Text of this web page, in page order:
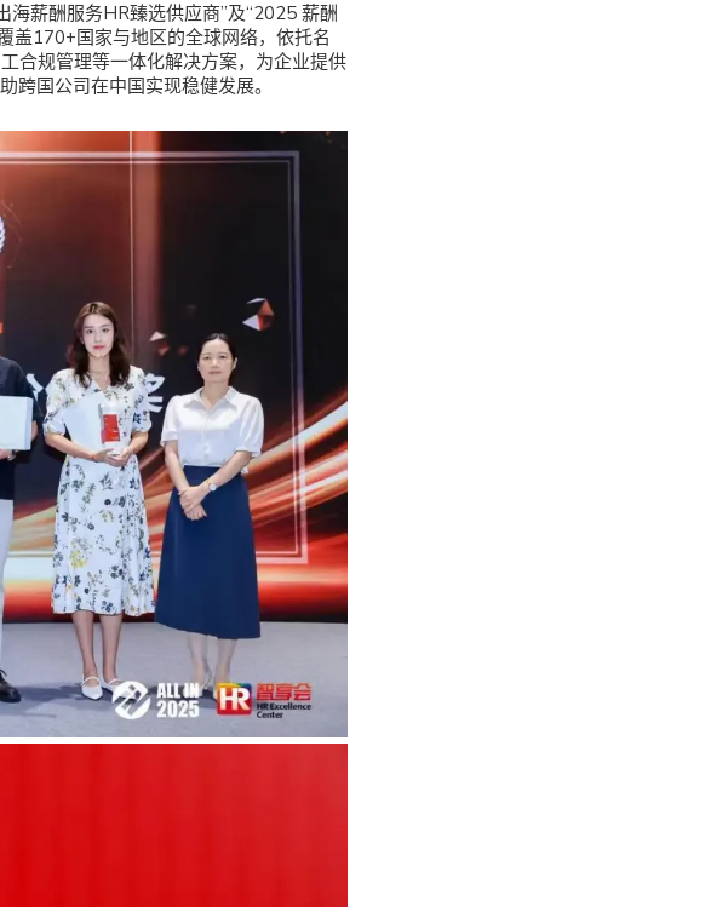
薪酬服务HR臻选供应商”及“2025 薪酬
盖170+国家与地区的全球网络，依托名
合规管理等一体化解决方案，为企业提供
跨国公司在中国实现稳健发展。